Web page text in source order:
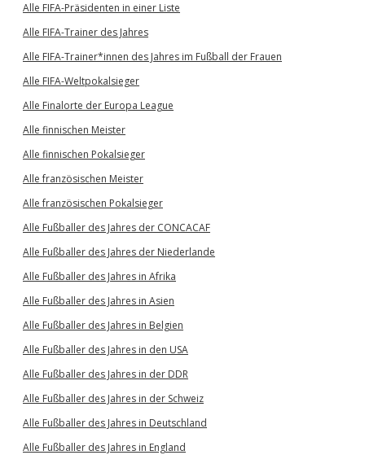
Alle FIFA-Präsidenten in einer Liste
Alle FIFA-Trainer des Jahres
Alle FIFA-Trainer*innen des Jahres im Fußball der Frauen
Alle FIFA-Weltpokalsieger
Alle Finalorte der Europa League
Alle finnischen Meister
Alle finnischen Pokalsieger
Alle französischen Meister
Alle französischen Pokalsieger
Alle Fußballer des Jahres der CONCACAF
Alle Fußballer des Jahres der Niederlande
Alle Fußballer des Jahres in Afrika
Alle Fußballer des Jahres in Asien
Alle Fußballer des Jahres in Belgien
Alle Fußballer des Jahres in den USA
Alle Fußballer des Jahres in der DDR
Alle Fußballer des Jahres in der Schweiz
Alle Fußballer des Jahres in Deutschland
Alle Fußballer des Jahres in England